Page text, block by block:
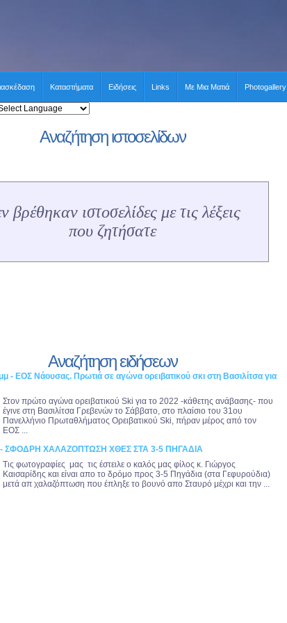
Καταστήματα Ειδήσεις Links Με Μια Ματιά Photogallery
Αναζήτηση ιστοσελίδων
βρέθηκαν ιστοσελίδες με τις λέξεις
που ζητήσατε
Αναζήτηση ειδήσεων
- ΕΟΣ Νάουσας. Πρωτιά σε αγώνα ορειβατικού σκι στη Βασιλίτσα για
Στον πρώτο αγώνα ορειβατικού Ski για το 2022 -κάθετης ανάβασης- που
έγινε στη Βασιλίτσα Γρεβενών το Σάββατο, στο πλαίσιο του 31ου
Πανελλήνιο Πρωταθλήματος Ορειβατικού Ski, πήραν μέρος από τον
ΕΟΣ ...
- ΣΦΟΔΡΗ ΧΑΛΑΖΟΠΤΩΣΗ ΧΘΕΣ ΣΤΑ 3-5 ΠΗΓΑΔΙΑ
Τις φωτογραφίες μας τις έστειλε ο καλός μας φίλος κ. Γιώργος
Καισαρίδης και είναι απο το δρόμο προς 3-5 Πηγάδια (στα Γεφυρούδια)
μετά απ χαλαζόπτωση που έπληξε το βουνό απο Σταυρό μέχρι και την ...